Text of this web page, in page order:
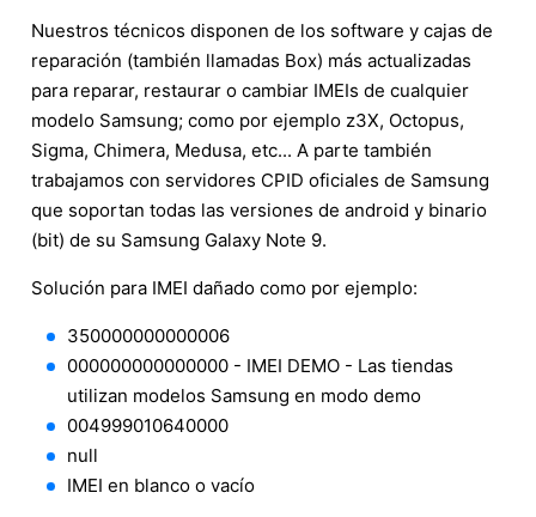
Nuestros técnicos disponen de los software y cajas de
reparación (también llamadas Box) más actualizadas
para reparar, restaurar o cambiar IMEIs de cualquier
modelo Samsung; como por ejemplo z3X, Octopus,
Sigma, Chimera, Medusa, etc... A parte también
trabajamos con servidores CPID oficiales de Samsung
que soportan todas las versiones de android y binario
(bit) de su Samsung Galaxy Note 9.
Solución para IMEI dañado como por ejemplo:
350000000000006
000000000000000 - IMEI DEMO - Las tiendas
utilizan modelos Samsung en modo demo
004999010640000
null
IMEI en blanco o vacío